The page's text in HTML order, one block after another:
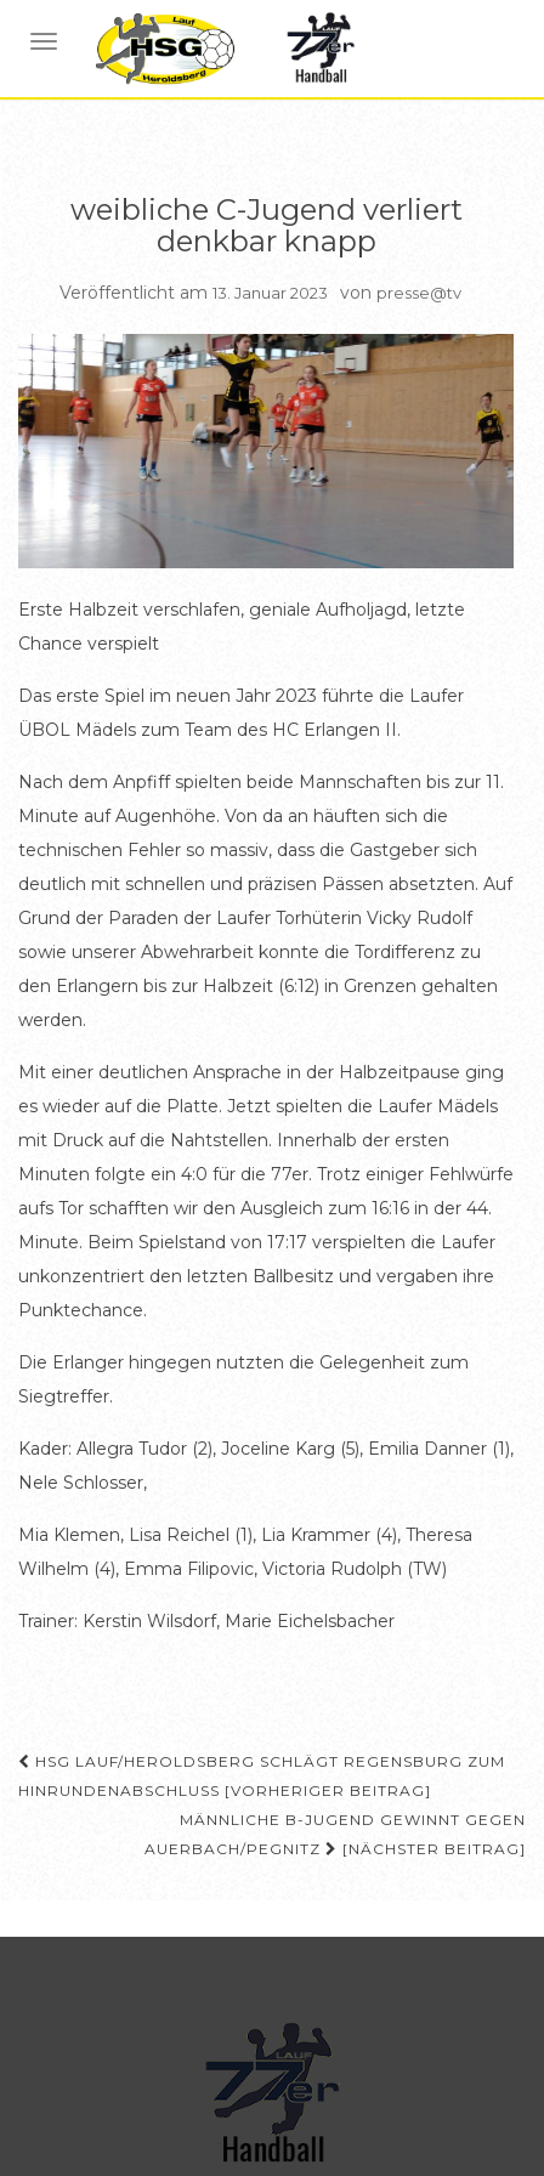
NAVIGATION UMSCHALTEN
BERICHTE WEIBL C JUGEND
weibliche C-Jugend verliert
denkbar knapp
Veröffentlicht am 13. Januar 2023 von presse@tv
Erste Halbzeit verschlafen, geniale Aufholjagd, letzte
Chance verspielt
Das erste Spiel im neuen Jahr 2023 führte die Laufer
ÜBOL Mädels zum Team des HC Erlangen II.
Nach dem Anpfiff spielten beide Mannschaften bis zur 11.
Minute auf Augenhöhe. Von da an häuften sich die
technischen Fehler so massiv, dass die Gastgeber sich
deutlich mit schnellen und präzisen Pässen absetzten. Auf
Grund der Paraden der Laufer Torhüterin Vicky Rudolf
sowie unserer Abwehrarbeit konnte die Tordifferenz zu
den Erlangern bis zur Halbzeit (6:12) in Grenzen gehalten
werden.
Mit einer deutlichen Ansprache in der Halbzeitpause ging
es wieder auf die Platte. Jetzt spielten die Laufer Mädels
mit Druck auf die Nahtstellen. Innerhalb der ersten
Minuten folgte ein 4:0 für die 77er. Trotz einiger Fehlwürfe
aufs Tor schafften wir den Ausgleich zum 16:16 in der 44.
Minute. Beim Spielstand von 17:17 verspielten die Laufer
unkonzentriert den letzten Ballbesitz und vergaben ihre
Punktechance.
Die Erlanger hingegen nutzten die Gelegenheit zum
Siegtreffer.
Kader: Allegra Tudor (2), Joceline Karg (5), Emilia Danner (1),
Nele Schlosser,
Mia Klemen, Lisa Reichel (1), Lia Krammer (4), Theresa
Wilhelm (4), Emma Filipovic, Victoria Rudolph (TW)
Trainer: Kerstin Wilsdorf, Marie Eichelsbacher
Beitragsnavigation
HSG LAUF/HEROLDSBERG SCHLÄGT REGENSBURG ZUM
HINRUNDENABSCHLUSS [VORHERIGER BEITRAG]
MÄNNLICHE B-JUGEND GEWINNT GEGEN
AUERBACH/PEGNITZ
[NÄCHSTER BEITRAG]